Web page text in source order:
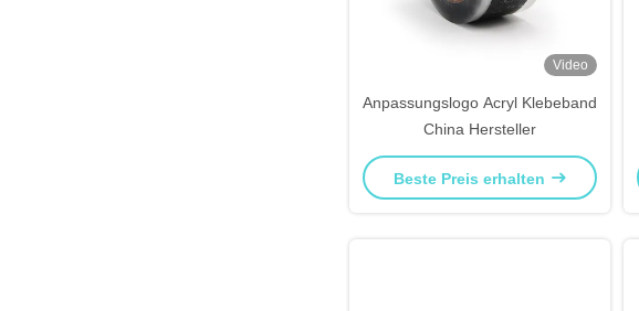
Video
Anpassungslogo Acryl Klebeband
China Hersteller
Beste Preis erhalten